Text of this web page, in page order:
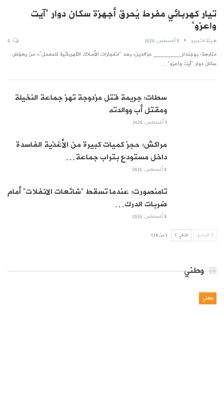
تيار كهربائي مفرط يُحرق أجهزة سكان دوار “آيت
واعزو”
هيئة التحرير 9 أغسطس, 2026
متابعة: بوجندار________ عزالدين. بعد "انفجارات الأسلاك الكهربائية للمعمل".. من يعوّض
سكان دوار "آيت واعزو"…
سطات: جريمة قتل مزدوجة تهز جماعة النخيلة
ومقتل أب ووالدته
9 أغسطس, 2026
مراكش: حجز كميات كبيرة من الأغذية الفاسدة
داخل مستودع بتراب جماعة…
8 أغسطس, 2026
تامنصورت: عندما تسقط “شائعات الانفلات” أمام
ضربات الدرك…
8 أغسطس, 2026
السابق التالي 1 من 178
وطني
وطني